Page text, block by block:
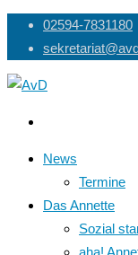
Skip
content
02594-7831180
News
Termine
Das Annette
Sozial
aha!